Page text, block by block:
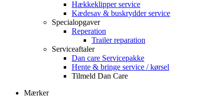
Hækkeklipper service
Kædesav & buskrydder service
Specialopgaver
Reperation
Trailer reparation
Serviceaftaler
Dan care Servicepakke
Hente & bringe service / kørsel
Tilmeld Dan Care
Mærker